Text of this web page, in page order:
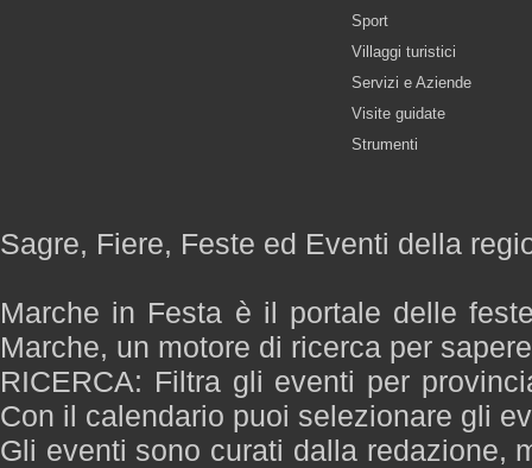
Sport
Villaggi turistici
Servizi e Aziende
Visite guidate
Strumenti
Sagre, Fiere, Feste ed Eventi della
Marche in Festa è il portale delle
Marche, un motore di ricerca per
RICERCA: Filtra gli eventi per
Con il calendario puoi selezionare gli
Gli eventi sono curati dalla redazione,